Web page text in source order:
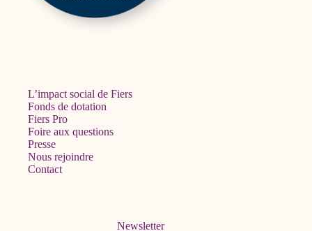
L’impact social de Fiers
Fonds de dotation
Fiers Pro
Foire aux questions
Presse
Nous rejoindre
Contact
Newsletter